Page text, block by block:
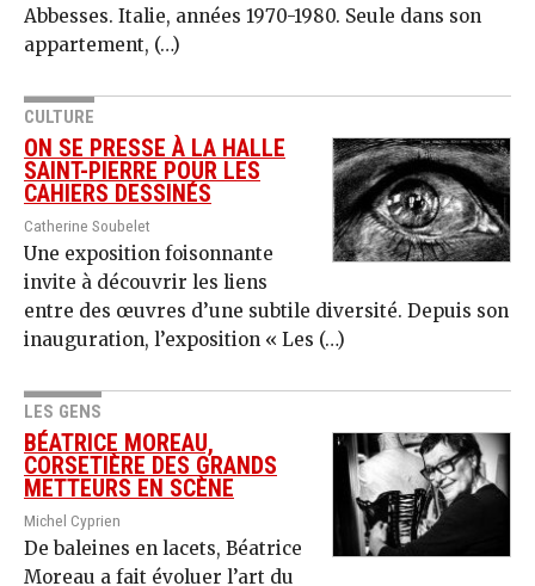
Abbesses. Italie, années 1970-1980. Seule dans son
appartement, (…)
CULTURE
ON SE PRESSE À LA HALLE
SAINT-PIERRE POUR LES
CAHIERS DESSINÉS
Catherine Soubelet
Une exposition foisonnante
invite à découvrir les liens
entre des œuvres d’une subtile diversité. Depuis son
inauguration, l’exposition « Les (…)
LES GENS
BÉATRICE MOREAU,
CORSETIÈRE DES GRANDS
METTEURS EN SCÈNE
Michel Cyprien
De baleines en lacets, Béatrice
Moreau a fait évoluer l’art du